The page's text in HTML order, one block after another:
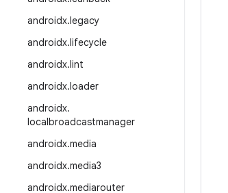
androidx.legacy
androidx.lifecycle
androidx.lint
androidx.loader
androidx.
localbroadcastmanager
androidx.media
androidx.media3
androidx.mediarouter